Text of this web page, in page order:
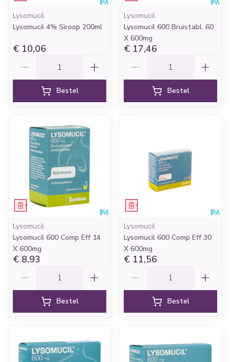
Lysomucil
Lysomucil 4% Siroop 200ml
€ 10,06
Bestel
Lysomucil
Lysomucil 600 Bruistabl. 60
X 600mg
€ 17,46
Bestel
Geneesmiddel
Lysomucil
Lysomucil 600 Comp Eff 14
X 600mg
€ 8,93
Bestel
Geneesmiddel
Lysomucil
Lysomucil 600 Comp Eff 30
X 600mg
€ 11,56
Bestel